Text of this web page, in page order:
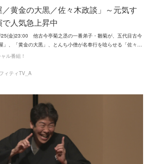
黄金の大黒／佐々木政談」～元気す
人気急上昇中
金)23:00 他古今亭菊之丞の一番弟子・雛菊が、五代目古今
」、「黄金の大黒」、とんち小僧が名奉行を唸らせる「佐々…
ル番組！
ィティTV_A